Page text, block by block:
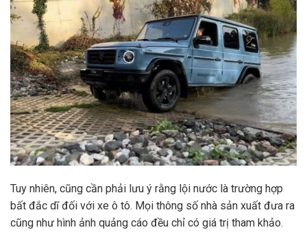
Tuy nhiên, cũng cần phải lưu ý rằng lội nước là trường hợp
bất đắc dĩ đối với xe ô tô. Mọi thông số nhà sản xuất đưa ra
cũng như hình ảnh quảng cáo đều chỉ có giá trị tham khảo.